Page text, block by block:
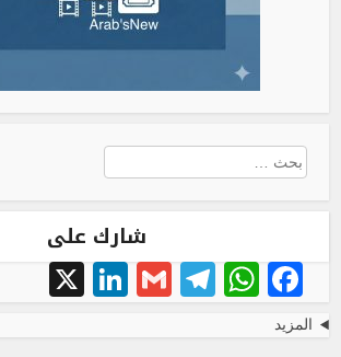
البحث
عن:
شارك على
Facebook
WhatsApp
Telegram
Gmail
المزيد